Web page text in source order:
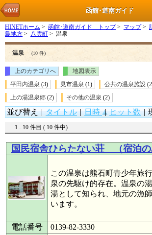
函館･道南ガイド
HINETホーム > 函館･道南ガイド トップ> マップ>
島地方 > 八雲町 > 温泉
温泉 (10 件)
上のカテゴリへ
地図表示
平田内温泉 (3) 見市温泉 (1) 公共の温泉施設
上の湯温泉郷 (2) その他の温泉 (2)
並び替え | タイトル | 日時 | ヒット数 |
1 - 10 件目 ( 10 件中)
国民宿舎ひらたない荘 （宿泊の
この温泉は熊石町青少年旅
泉の先駆け的存在。温泉の
湯として知られ、地元の漁
います。
電話番号
0139-82-3330